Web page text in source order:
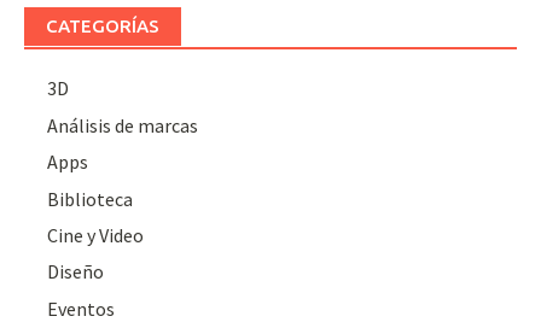
CATEGORÍAS
3D
Análisis de marcas
Apps
Biblioteca
Cine y Video
Diseño
Eventos